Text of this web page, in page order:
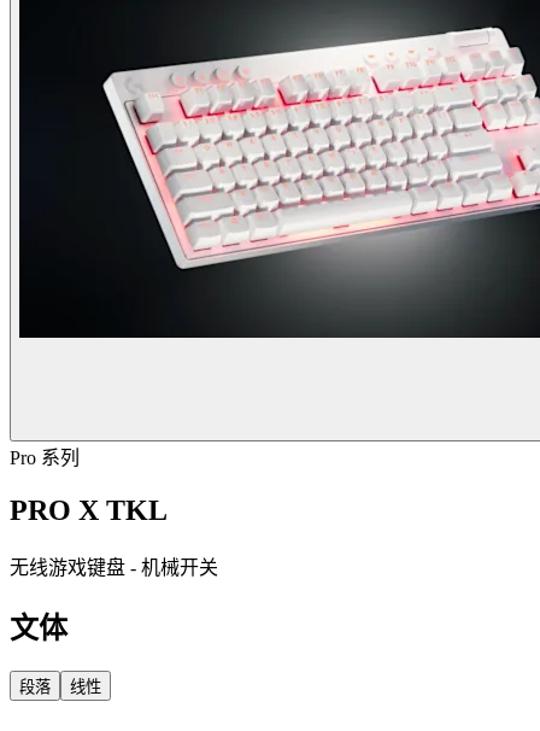
Pro 系列
PRO X TKL
无线游戏键盘 - 机械开关
文体
段落 线性